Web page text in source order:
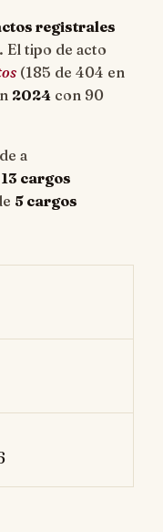
registrales
tipo de acto
(185 de 404 en
2024 con 90
a
13 cargos
5 cargos